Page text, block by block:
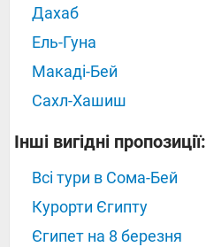
Дахаб
Ель-Гуна
Макаді-Бей
Сахл-Хашиш
Інші вигідні пропозиції:
Всі тури в Сома-Бей
Курорти Єгипту
Єгипет на 8 березня